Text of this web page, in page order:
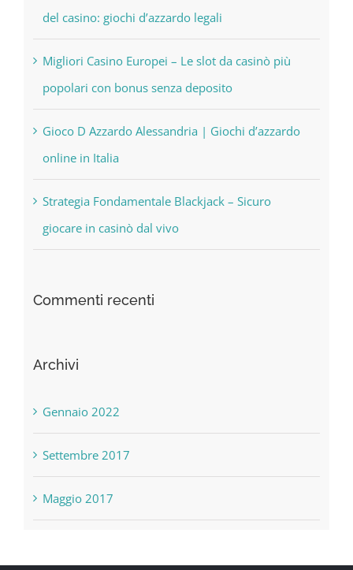
del casino: giochi d’azzardo legali
Migliori Casino Europei – Le slot da casinò più
popolari con bonus senza deposito
Gioco D Azzardo Alessandria | Giochi d’azzardo
online in Italia
Strategia Fondamentale Blackjack – Sicuro
giocare in casinò dal vivo
Commenti recenti
Archivi
Gennaio 2022
Settembre 2017
Maggio 2017